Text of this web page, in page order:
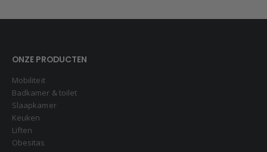
ONZE PRODUCTEN
Mobiliteit
Badkamer & toilet
Slaapkamer
Keuken
Liften
Obesitas